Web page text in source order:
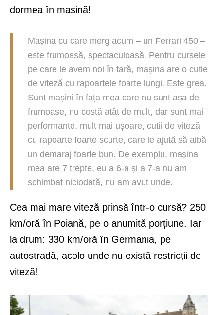
dormea în mașină!
Mașina cu care merg acum – un Ferrari 450 –
este frumoasă, spectaculoasă. Pentru cursele
pe care le avem noi în țară, mașina are o cutie
de viteză cu rapoartele foarte lungi. Este grea.
Sunt mașini în fața mea care nu sunt așa de
frumoase, nu costă atât de mult, dar sunt mai
performante, mult mai ușoare, cutii de viteză
cu rapoarte foarte scurte, care le ajută să aibă
un demaraj foarte bun. De exemplu, mașina
mea are 7 trepte, eu a 6-a și a 7-a nu am
schimbat niciodată, nu am avut unde.
Cea mai mare viteză prinsă într-o cursă? 250
km/oră în Poiană, pe o anumită porțiune. Iar
la drum: 330 km/oră în Germania, pe
autostradă, acolo unde nu există restricții de
viteză!